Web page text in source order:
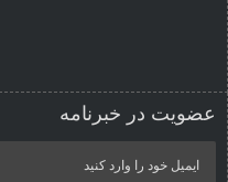
عضویت در خبرنامه